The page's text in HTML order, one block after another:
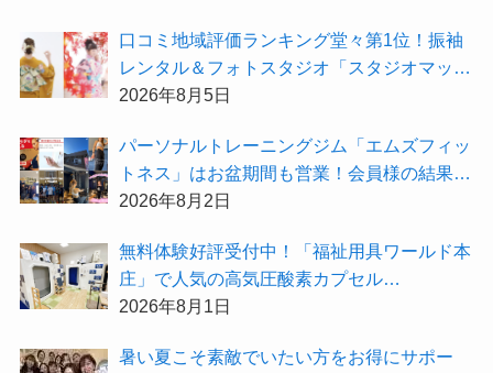
⼝コミ地域評価ランキング堂々第1位！振袖
レンタル＆フォトスタジオ「スタジオマック
ス」がお得な『2026年8月限定キャンペー
2026年8月5日
パーソナルトレーニングジム「エムズフィッ
トネス」はお盆期間も営業！会員様の結果を
大公開★
2026年8月2日
無料体験好評受付中！「福祉用具ワールド本
庄」で人気の高気圧酸素カプセル
「O2BOX（30分500円）」で夏バテ撃退★
2026年8月1日
暑い夏こそ素敵でいたい方をお得にサポー